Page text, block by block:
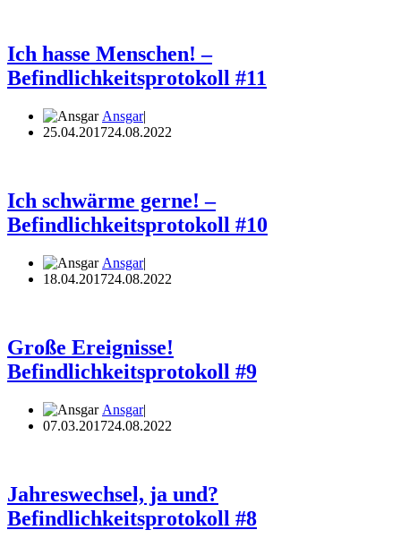
Ich hasse Menschen! –
Befindlichkeitsprotokoll #11
Ansgar
25.04.201724.08.2022
Ich schwärme gerne! –
Befindlichkeitsprotokoll #10
Ansgar
18.04.201724.08.2022
Große Ereignisse!
Befindlichkeitsprotokoll #9
Ansgar
07.03.201724.08.2022
Jahreswechsel, ja und?
Befindlichkeitsprotokoll #8